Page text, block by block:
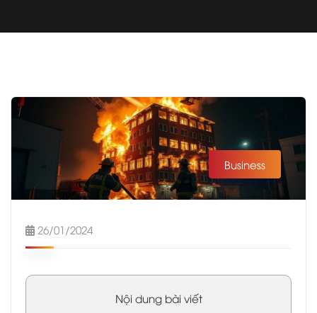
Business
26/01/2024
Nội dung bài viết